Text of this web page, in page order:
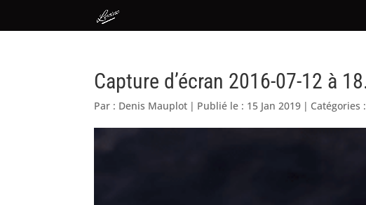
Capture d’écran 2016-07-12 à
Par : Denis Mauplot | Publié le : 15 Jan 2019 | Catégories :